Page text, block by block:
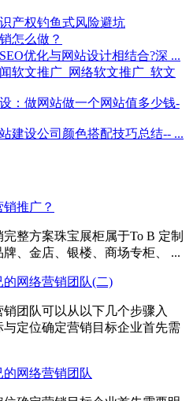
产权钓鱼式风险避坑
怎么做？
优化与网站设计相结合?深 ...
软文推广_网络软文推广_软文
：做网站做一个网站值多少钱-
建设公司颜色搭配技巧总结-- ...
推广？
整方案珠宝展柜属于To B 定制
、金店、银楼、商场专柜、 ...
网络营销团队(二)
团队可以从以下几个步骤入
定位确定营销目标企业首先需
网络营销团队